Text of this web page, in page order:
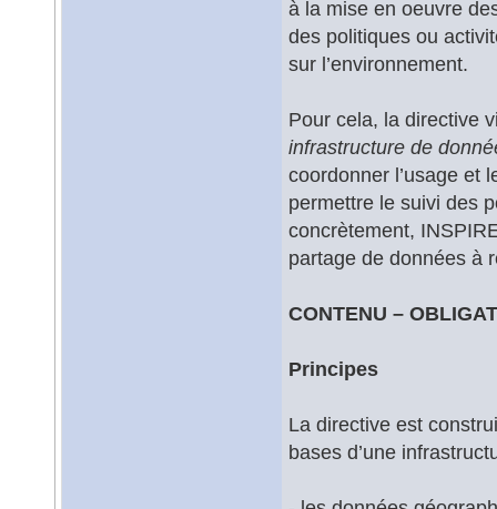
à la mise en oeuvre
des politiques ou
sur l’environnement.
Pour cela, la directive
infrastructure de
coordonner l’usage et
permettre le suivi des
concrètement,
partage de données à
CONTENU –
Principes
La directive est
bases d’une